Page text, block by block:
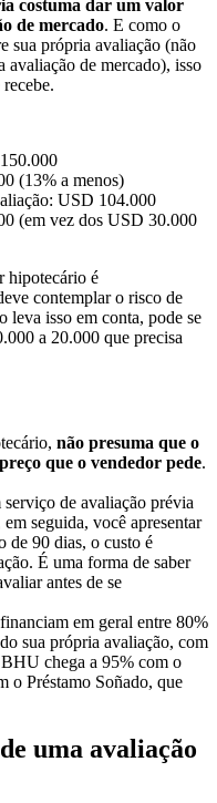
costuma dar um valor
de mercado. E como o
sua própria avaliação (não
avaliação de mercado), isso
(13% a menos)
USD 104.000
(em vez dos USD 30.000
hipotecário é
contemplar o risco de
leva isso em conta, pode se
a 20.000 que precisa
não presuma que o
que o vendedor pede.
de avaliação prévia
seguida, você apresentar
de 90 dias, o custo é
É uma forma de saber
antes de se
em geral entre 80%
sua própria avaliação, com
chega a 95% com o
o Préstamo Soñado, que
uma avaliação